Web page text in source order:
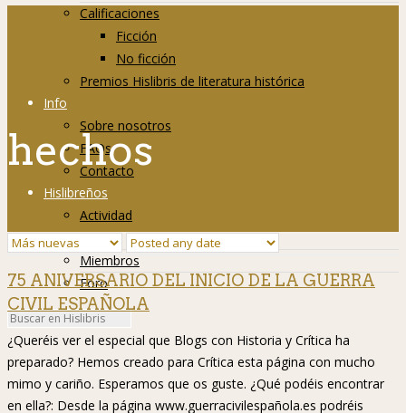
Calificaciones
Ficción
No ficción
Premios Hislibris de literatura histórica
Info
Sobre nosotros
FAQs
Contacto
Hislibreños
Actividad
Grupos
Miembros
Foro
hechos
75 ANIVERSARIO DEL INICIO DE LA GUERRA
CIVIL ESPAÑOLA
¿Queréis ver el especial que Blogs con Historia y Crítica ha
preparado? Hemos creado para Crítica esta página con mucho
mimo y cariño. Esperamos que os guste. ¿Qué podéis encontrar
en ella?: Desde la página www.guerracivilespañola.es podréis